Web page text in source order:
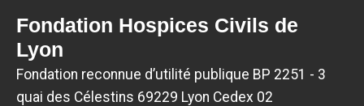
Fondation Hospices Civils de
Lyon
Fondation reconnue d’utilité publique BP 2251 - 3
quai des Célestins 69229 Lyon Cedex 02